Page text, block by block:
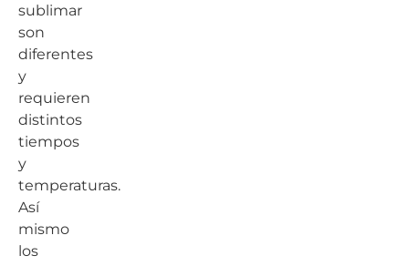
sublimar
son
diferentes
y
requieren
distintos
tiempos
y
temperaturas.
Así
mismo
los